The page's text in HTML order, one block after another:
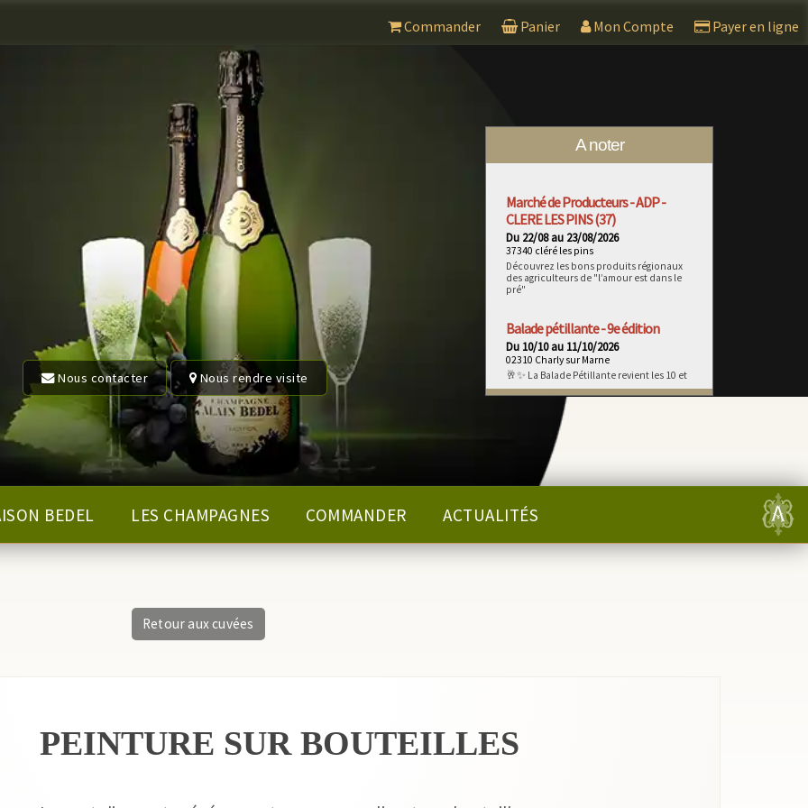
Commander Panier Mon Compte Payer en ligne
Nous contacter Nous rendre visite
A noter
Marché de Producteurs - ADP -
CLERE LES PINS (37)
Du 22/08 au 23/08/2026
37340 cléré les pins
Découvrez les bons produits régionaux
des agriculteurs de "l’amour est dans le
pré"
Balade pétillante - 9e édition
Du 10/10 au 11/10/2026
02310 Charly sur Marne
🥂✨ La Balade Pétillante revient les 10 et
11 octobre 2026 ! Préparez-vous à vivre
une expérience unique au cœur du
vignoble de Charly-sur-Marne. Entre
paysages exceptionnels, gastronomie,
rencontres avec nos vignerons
passionnés et dégustations de
Champagne, la 8ᵉ édition de la Balade
Pétillante vous promet un week-end
placé sous le signe du partage et de la
octobre 2026 pour une parenthèse
gourmande et pétillante !
BEDEL LES CHAMPAGNES COMMANDER ACTUALITÉS
Retour aux cuvées
PEINTURE SUR BOUTEILLES